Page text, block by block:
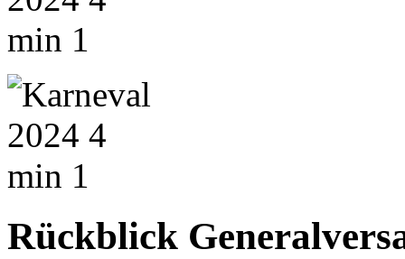
Rückblick